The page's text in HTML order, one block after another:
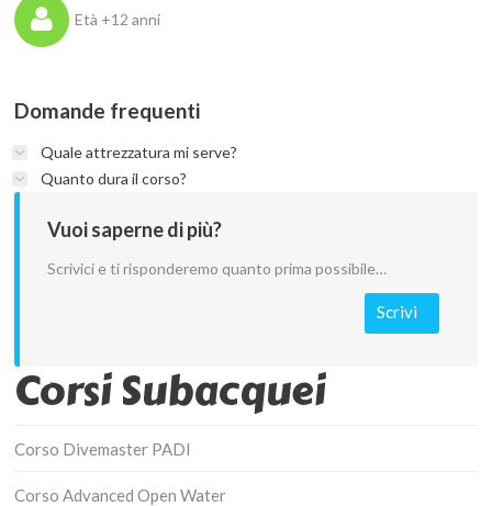
Età +12 anni
Domande frequenti
Quale attrezzatura mi serve?
Quanto dura il corso?
Vuoi saperne di più?
Scrivici e ti risponderemo quanto prima possibile…
Scrivi
Corsi Subacquei
Corso Divemaster PADI
Corso Advanced Open Water